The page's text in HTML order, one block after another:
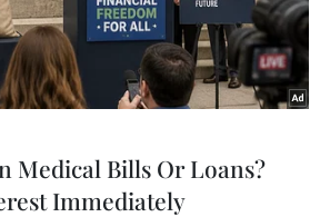
nước Hồi giáo
#Chỉ huy quân sự
toàn cầu
#Tấn công trả đũa
Medical Bills Or Loans?
Immediately